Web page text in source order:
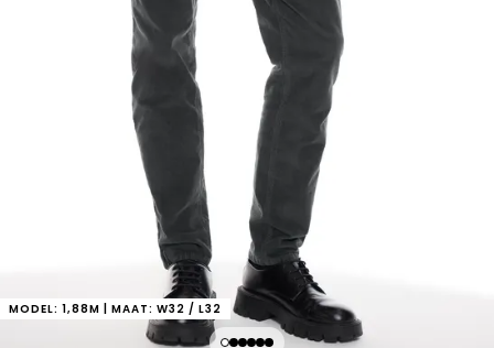
MODEL: 1,88M | MAAT: W32 / L32